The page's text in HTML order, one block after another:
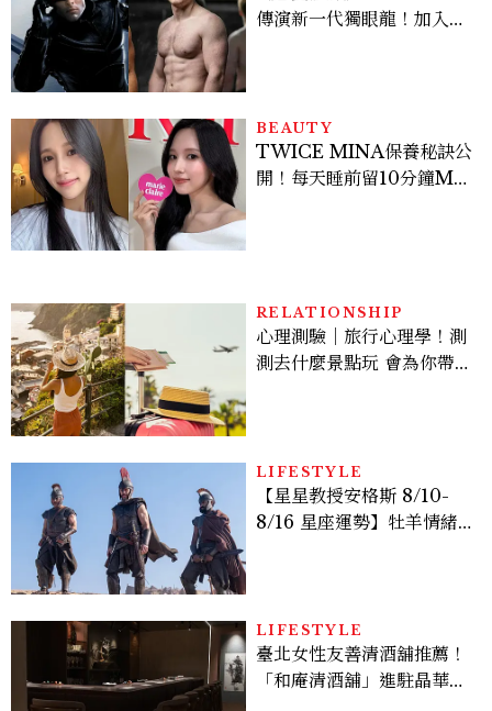
傳演新一代獨眼龍！加入新
BEAUTY
TWICE MINA保養秘訣公
開！每天睡前留10分鐘ME
RELATIONSHIP
心理測驗｜旅行心理學！測
測去什麼景點玩 會為你帶來
LIFESTYLE
【星星教授安格斯 8/10-
8/16 星座運勢】牡羊情緒
LIFESTYLE
臺北女性友善清酒舖推薦！
「和庵清酒舖」進駐晶華酒